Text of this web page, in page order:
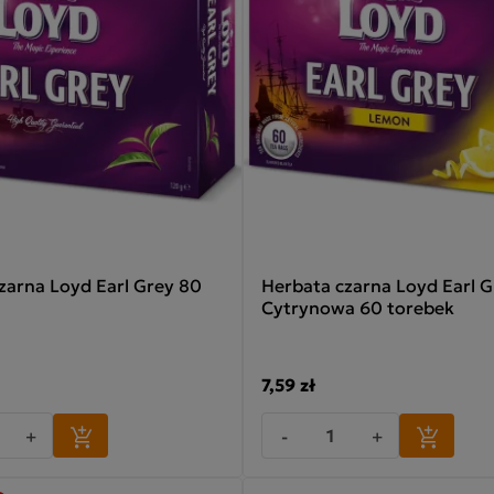
Loyd Earl Grey 80
+
Herbata czarna Loyd Earl
Cytrynowa 60 torebek
7,59 zł
-
+